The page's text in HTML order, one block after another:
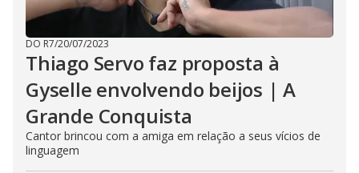
DO R7/20/07/2023
Thiago Servo faz proposta à
Gyselle envolvendo beijos | A
Grande Conquista
Cantor brincou com a amiga em relação a seus vícios de
linguagem